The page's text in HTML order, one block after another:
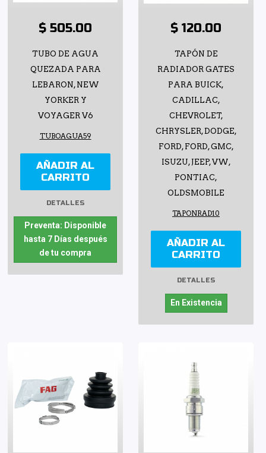
$ 505.00
TUBO DE AGUA
QUEZADA PARA
LEBARON, NEW
YORKER Y
VOYAGER V6
TUBOAGUA59
AÑADIR AL
CARRITO
DETALLES
Preventa: Disponible
hasta 7 Días después
de tu compra
$ 120.00
TAPÓN DE
RADIADOR GATES
PARA BUICK,
CADILLAC,
CHEVROLET,
CHRYSLER, DODGE,
FORD, FORD, GMC,
ISUZU, JEEP, VW,
PONTIAC,
OLDSMOBILE
TAPONRAD10
AÑADIR AL
CARRITO
DETALLES
En Existencia